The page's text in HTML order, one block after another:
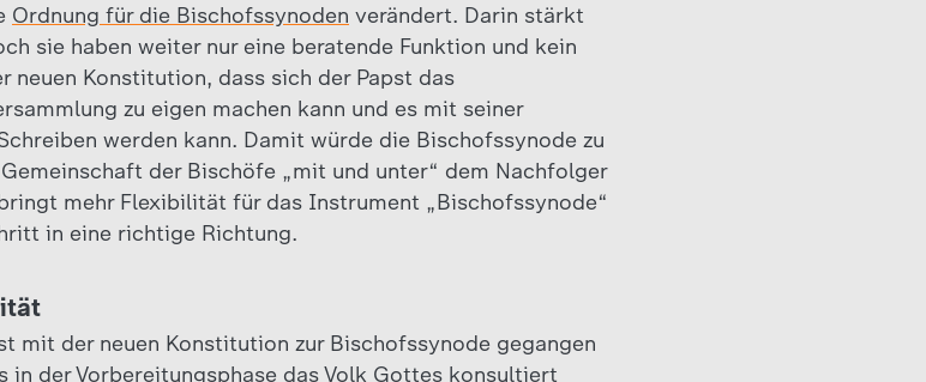
Ordnung für die Bischofssynoden verändert. Darin stärkt
sie haben weiter nur eine beratende Funktion und kein
Konstitution, dass sich der Papst das
zu eigen machen kann und es mit seiner
werden kann. Damit würde die Bischofssynode zu
der Bischöfe „mit und unter“ dem Nachfolger
mehr Flexibilität für das Instrument „Bischofssynode“
in eine richtige Richtung.
mit der neuen Konstitution zur Bischofssynode gegangen
der Vorbereitungsphase das Volk Gottes konsultiert